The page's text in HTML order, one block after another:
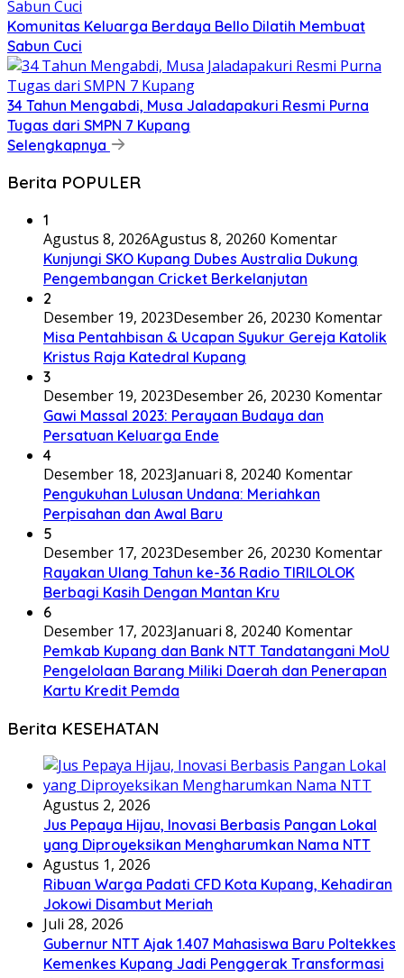
Komunitas Keluarga Berdaya Bello Dilatih Membuat
Sabun Cuci
34 Tahun Mengabdi, Musa Jaladapakuri Resmi Purna
Tugas dari SMPN 7 Kupang
Selengkapnya
Berita POPULER
1
Agustus 8, 2026Agustus 8, 20260 Komentar
Kunjungi SKO Kupang Dubes Australia Dukung
Pengembangan Cricket Berkelanjutan
2
Desember 19, 2023Desember 26, 20230 Komentar
Misa Pentahbisan & Ucapan Syukur Gereja Katolik
Kristus Raja Katedral Kupang
3
Desember 19, 2023Desember 26, 20230 Komentar
Gawi Massal 2023: Perayaan Budaya dan
Persatuan Keluarga Ende
4
Desember 18, 2023Januari 8, 20240 Komentar
Pengukuhan Lulusan Undana: Meriahkan
Perpisahan dan Awal Baru
5
Desember 17, 2023Desember 26, 20230 Komentar
Rayakan Ulang Tahun ke-36 Radio TIRILOLOK
Berbagi Kasih Dengan Mantan Kru
6
Desember 17, 2023Januari 8, 20240 Komentar
Pemkab Kupang dan Bank NTT Tandatangani MoU
Pengelolaan Barang Miliki Daerah dan Penerapan
Kartu Kredit Pemda
Berita KESEHATAN
Agustus 2, 2026
Jus Pepaya Hijau, Inovasi Berbasis Pangan Lokal
yang Diproyeksikan Mengharumkan Nama NTT
Agustus 1, 2026
Ribuan Warga Padati CFD Kota Kupang, Kehadiran
Jokowi Disambut Meriah
Juli 28, 2026
Gubernur NTT Ajak 1.407 Mahasiswa Baru Poltekkes
Kemenkes Kupang Jadi Penggerak Transformasi